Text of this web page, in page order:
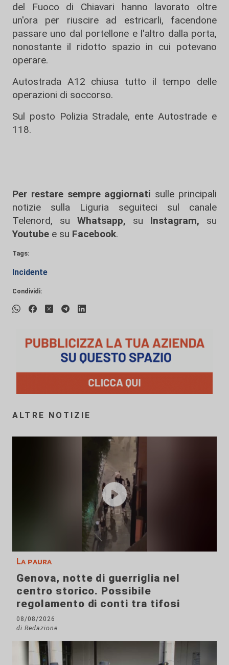
del Fuoco di Chiavari hanno lavorato oltre
un'ora per riuscire ad estricarli, facendone
passare uno dal portellone e l'altro dalla porta,
nonostante il ridotto spazio in cui potevano
operare.
Autostrada A12 chiusa tutto il tempo delle
operazioni di soccorso.
Sul posto Polizia Stradale, ente Autostrade e
118.
Per restare sempre aggiornati sulle principali
notizie sulla Liguria seguiteci sul canale
Telenord, su
Whatsapp, su Instagram, su
Youtube e su Facebook.
Tags:
Incidente
Condividi:
ALTRE NOTIZIE
La paura
Genova, notte di guerriglia nel
centro storico. Possibile
regolamento di conti tra tifosi
08/08/2026
di Redazione